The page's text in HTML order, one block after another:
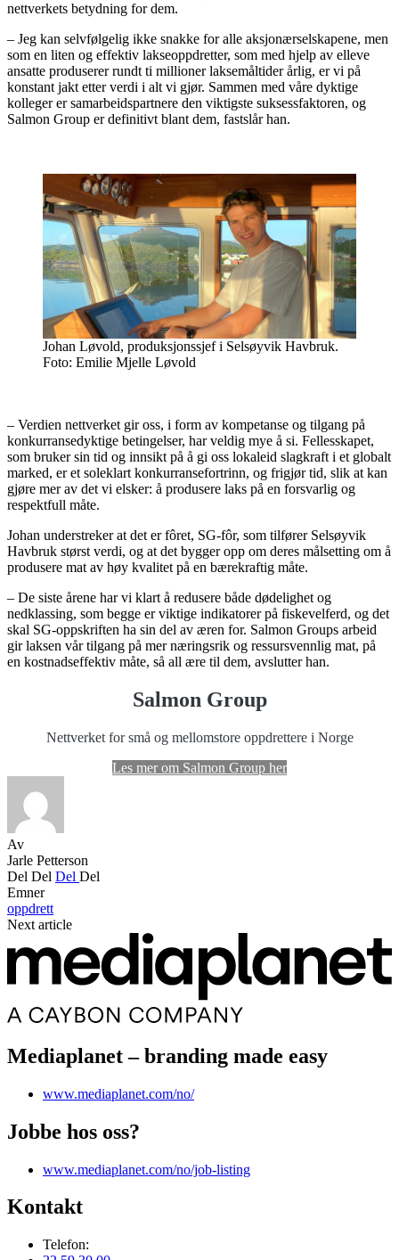
nettverkets betydning for dem.
– Jeg kan selvfølgelig ikke snakke for alle aksjonærselskapene, men
som en liten og effektiv lakseoppdretter, som med hjelp av elleve
ansatte produserer rundt ti millioner laksemåltider årlig, er vi på
konstant jakt etter verdi i alt vi gjør. Sammen med våre dyktige
kolleger er samarbeidspartnere den viktigste suksessfaktoren, og
Salmon Group er definitivt blant dem, fastslår han.
Johan Løvold, produksjonssjef i Selsøyvik Havbruk.
Foto: Emilie Mjelle Løvold
– Verdien nettverket gir oss, i form av kompetanse og tilgang på
konkurransedyktige betingelser, har veldig mye å si. Fellesskapet,
som bruker sin tid og innsikt på å gi oss lokaleid slagkraft i et globalt
marked, er et soleklart konkurransefortrinn, og frigjør tid, slik at kan
gjøre mer av det vi elsker: å produsere laks på en forsvarlig og
respektfull måte.
Johan understreker at det er fôret, SG-fôr, som tilfører Selsøyvik
Havbruk størst verdi, og at det bygger opp om deres målsetting om å
produsere mat av høy kvalitet på en bærekraftig måte.
– De siste årene har vi klart å redusere både dødelighet og
nedklassing, som begge er viktige indikatorer på fiskevelferd, og det
skal SG-oppskriften ha sin del av æren for. Salmon Groups arbeid
gir laksen vår tilgang på mer næringsrik og ressursvennlig mat, på
en kostnadseffektiv måte, så all ære til dem, avslutter han.
Salmon Group
Nettverket for små og mellomstore oppdrettere i Norge
Les mer om Salmon Group her
Av
Jarle Petterson
Del Del Del Del
Emner
oppdrett
Next article
Mediaplanet – branding made easy
www.mediaplanet.com/no/
Jobbe hos oss?
www.mediaplanet.com/no/job-listing
Kontakt
Telefon: